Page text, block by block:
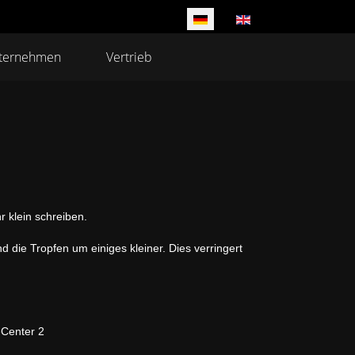
Sprache auswählen
Vertrieb
klein schreiben.
die Tropfen um einiges kleiner. Dies verringert
2